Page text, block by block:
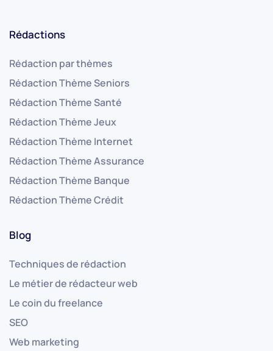
Rédactions
Rédaction par thèmes
Rédaction Thème Seniors
Rédaction Thème Santé
Rédaction Thème Jeux
Rédaction Thème Internet
Rédaction Thème Assurance
Rédaction Thème Banque
Rédaction Thème Crédit
Blog
Techniques de rédaction
Le métier de rédacteur web
Le coin du freelance
SEO
Web marketing